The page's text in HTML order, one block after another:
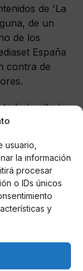
la información
procesar
o IDs únicos
y
de 'La
de un
de los
España
contra de
todo lo alto lo
'La Fábrica
seguir viva'.